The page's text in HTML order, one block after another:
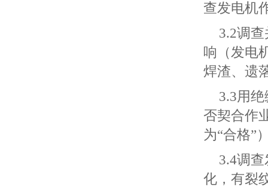
查发电机
3.2调
响（发电
焊渣、遗
3.3用
否契合作
为“合格”
3.4调
化，有裂